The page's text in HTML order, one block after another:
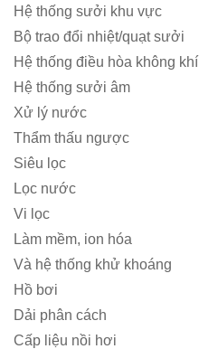
Hệ thống sưởi khu vực
Bộ trao đổi nhiệt/quạt sưởi
Hệ thống điều hòa không khí
Hệ thống sưởi âm
Xử lý nước
Thẩm thấu ngược
Siêu lọc
Lọc nước
Vi lọc
Làm mềm, ion hóa
Và hệ thống khử khoáng
Hồ bơi
Dải phân cách
Cấp liệu nồi hơi